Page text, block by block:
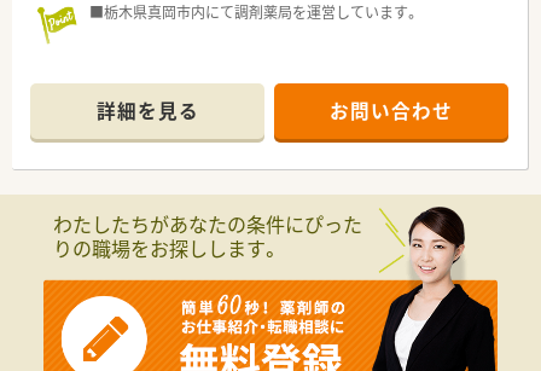
■栃木県真岡市内にて調剤薬局を運営しています。
詳細を見る お問い合わせ
わたしたちがあなたの条件にぴった
りの職場をお探しします。